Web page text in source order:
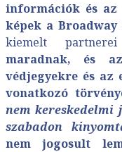
információk és az
képek a
kiemelt
maradnak, és
védjegyekre és az
vonatkozó
nem kereskedelmi
szabadon
nem jogosult